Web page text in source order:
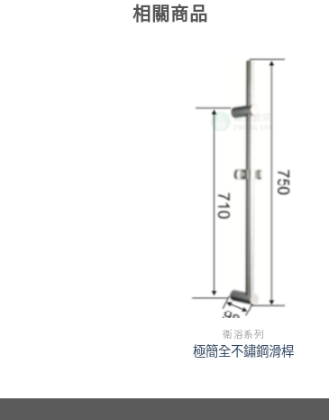
相關商品
衛浴系列
極簡全不鏽鋼滑桿